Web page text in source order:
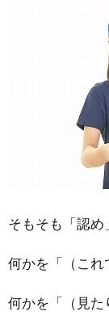
そもそも「認め
何かを「（これ
何かを「（見た